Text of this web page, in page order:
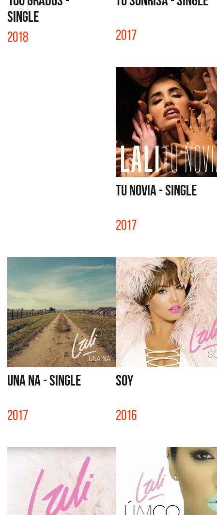
SINGLE
2018 2017
TU NOVIA - SINGLE
2017
UNA NA - SINGLE
2017
SOY
2016